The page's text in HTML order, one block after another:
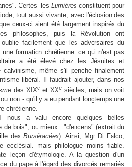
Certes, les Lumières constituent pour
tout aussi vivante, avec l'éclosion des
que ceux-ci aient été largement inspirés du
philosophes, puis la Révolution ont
facilement que les adversaires du
formation chrétienne, ce qui n'est pas
a été élevé chez les Jésuites et
calvinisme, même s'il penche finalement
libéral. Il faudrait ajouter, dans nos
des XIXe et XXe siècles, mais on voit
non - qu'il y a eu pendant longtemps une
chrétienne.
a valu encore quelques belles
de bois", ou mieux : "d'encens" (extrait du
desBurséracées). Ainsi, Mgr Di Falco,
ecclésial, mais philologue moins fiable,
leçon d'étymologie. A la question d'un
du pape à l'égard des divorcés remariés